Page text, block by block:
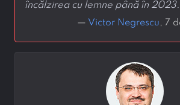
încălzirea cu lemne până în 2023.
— Victor Negrescu, 7